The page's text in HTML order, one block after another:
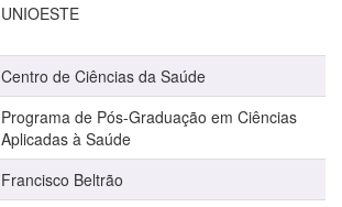
UNIOESTE
Centro de Ciências da Saúde
Programa de Pós-Graduação em Ciências
Aplicadas à Saúde
Francisco Beltrão